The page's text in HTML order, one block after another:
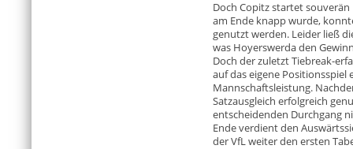
Doch Copitz startet
am Ende knapp wurde,
genutzt werden. Leider ließ
was Hoyerswerda den
Doch der zuletzt Tiebreak-
auf das eigene Positionsspiel
Mannschaftsleistung.
Satzausgleich erfolgreich
entscheidenden Durchgang
Ende verdient den
der VfL weiter den ersten